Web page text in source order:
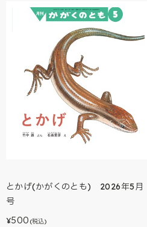
とかげ(かがくのとも) 2026年5月
号
¥500 (税込)